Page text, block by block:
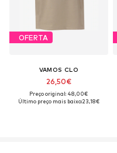
OFERTA
VAMOS CLO
26,50€
Preço original: 48,00€
Último preço mais baixo:23,18€